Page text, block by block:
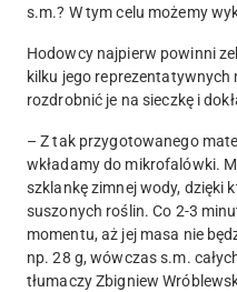
s.m.? W tym celu możemy
Hodowcy najpierw powinni
kilku jego reprezentatywnych
rozdrobnić je na sieczkę i
– Z tak przygotowanego
wkładamy do mikrofalówki.
szklankę zimnej wody, dzięki
suszonych roślin. Co 2-3
momentu, aż jej masa nie
np. 28 g, wówczas s.m.
tłumaczy Zbigniew